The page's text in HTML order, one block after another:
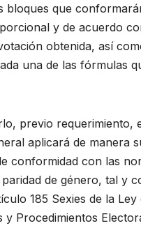
bloques que
y de acuerdo
obtenida, así
una de las fórmulas
previo requerimiento,
aplicará de manera
conformidad con las
de género, tal y
185 Sexies de la Ley
y Procedimientos